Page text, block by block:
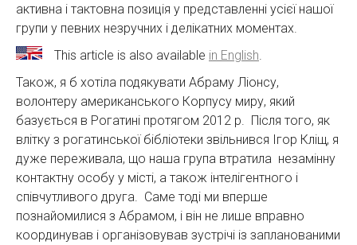
активна і тактовна позиція у представленні усієї нашої
групи у певних незручних і делікатних моментах.
This article is also available in English
Також, я б хотіла подякувати Абраму Ліонсу,
волонтеру американського Корпусу миру, який
базується в Рогатині протягом 2012 р. Після того, як
влітку з рогатинської бібліотеки звільнився Ігор Кліщ, я
дуже переживала, що наша група втратила незамінну
контактну особу у місті, а також інтелігентного і
співчутливого друга. Саме тоді ми вперше
познайомилися з Абрамом, і він не лише вправно
координував і організовував зустрічі із запланованими